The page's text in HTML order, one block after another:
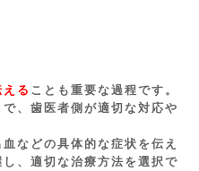
る ことも重要な過程です。
、歯医者側が適切な対応や
などの具体的な症状を伝え
、適切な治療方法を選択で